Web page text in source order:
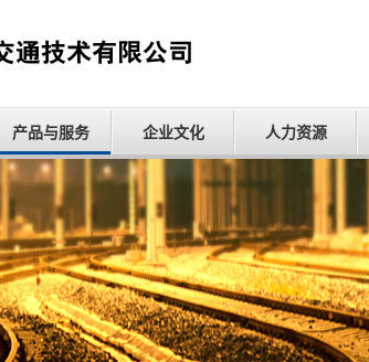
产品与服务 企业文化 人力资源